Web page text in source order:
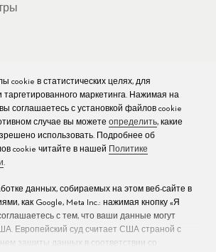
cookie в статистических целях, для
таргетированного маркетинга. Нажимая на
соглашаетесь с установкой файлов cookie
случае вы можете определить, какие
использовать. Подробнее об
cookie читайте в нашей
Политике
.
данных, собираемых на этом веб-сайте в
как Google, Meta Inc.: нажимая кнопку «Я
с тем, что ваши данные могут
Европейский суд считает США страной с
защиты данных в соответствии со